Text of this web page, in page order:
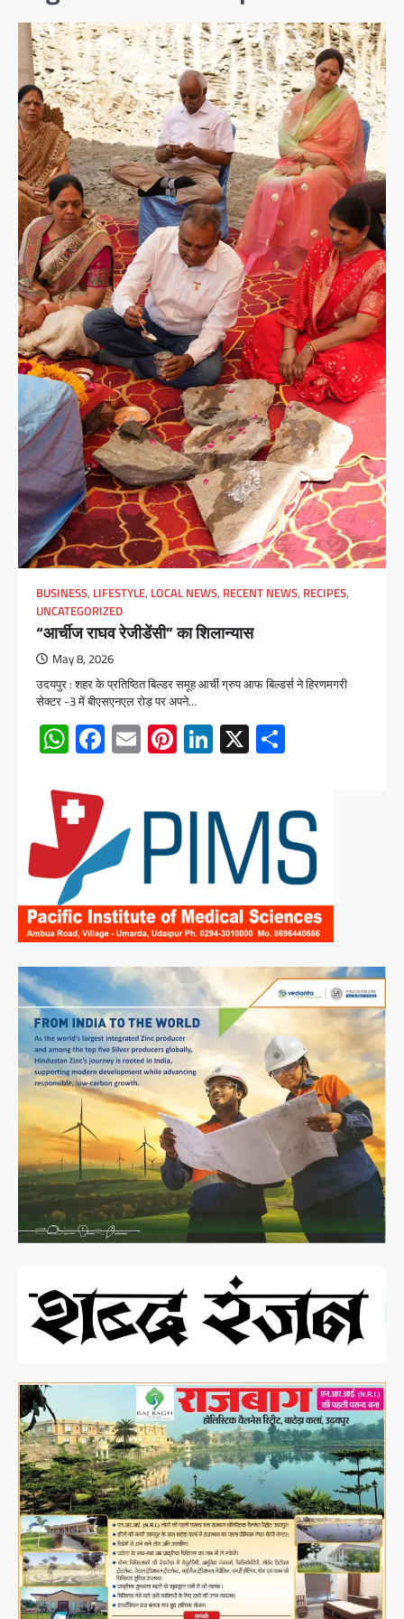
BUSINESS, LIFESTYLE, LOCAL NEWS, RECENT NEWS, RECIPES,
UNCATEGORIZED
“आर्चीज राघव रेजीडेंसी” का शिलान्यास
May 8, 2026
उदयपुर : शहर के प्रतिष्ठित बिल्डर समूह आर्ची ग्रुप आफ बिल्डर्स ने हिरणमगरी
सेक्टर -3 में बीएसएनएल रोड़ पर अपने…
WhatsApp
Facebook
EmailPinterest
LinkedIn
X